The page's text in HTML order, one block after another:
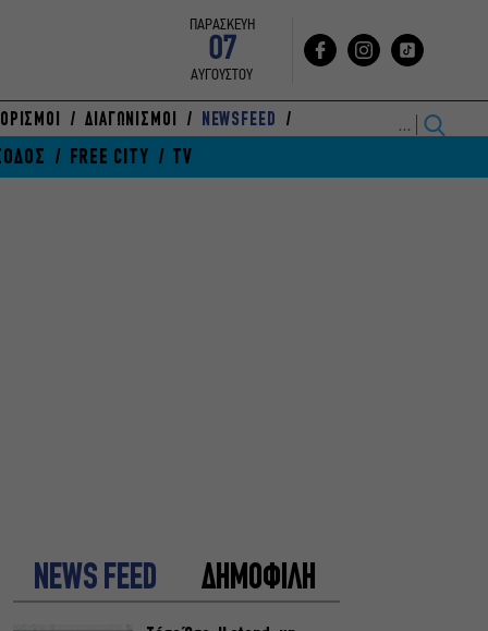
ΠΑΡΑΣΚΕΥΗ
07
ΑΥΓΟΥΣΤΟΥ
ΔΙΑΓΩΝΙΣΜΟΙ NEWSFEED
FREE CITY TV
NEWS FEED ΔΗΜΟΦΙΛΗ